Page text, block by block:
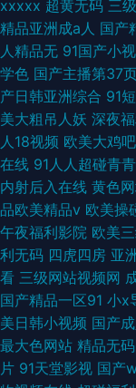
xxxxx 超黄无码 三
精品亚洲成a人 国产
人精品无 91国产小
学色 国产主播第37
产日韩亚洲综合 91
美大粗吊人妖 深夜
人18视频 欧美大鸡吧
在线 91人人超碰青青
内射后入在线 黄色
品欧美精品v 欧美操
午夜福利影院 欧美
利无码 四虎四房 亚
看 三级网站视频网
国产精品一区91 小x
美日韩小视频 国产
最大色网站 精品无
片 91天堂影视 国产